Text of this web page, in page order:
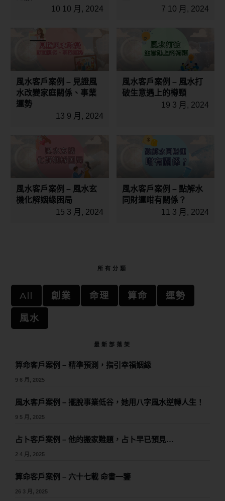
10 10 月, 2024
7 10 月, 2024
風水客戶案例 – 見證風
水改變家庭關係、事業
運勢
13 9 月, 2024
風水客戶案例 – 風水打
破生意遇上的樽頸
19 3 月, 2024
風水客戶案例 – 風水玄
機化解姻緣困局
15 3 月, 2024
風水客戶案例 – 點解水
同財運咁有關係？
11 3 月, 2024
所有分類
All 創業 命理 算命
運勢
風水
最新部落架
算命客戶案例 – 精準預測，指引幸福姻緣
9 6 月, 2025
風水客戶案例 – 擺脫事業低谷，她用八字風水逆轉人生！
9 5 月, 2025
占卜客戶案例 – 他的搬家難題，占卜早已預見…
2 4 月, 2025
算命客戶案例 – 六十七載 命書一鑒
26 3 月, 2025